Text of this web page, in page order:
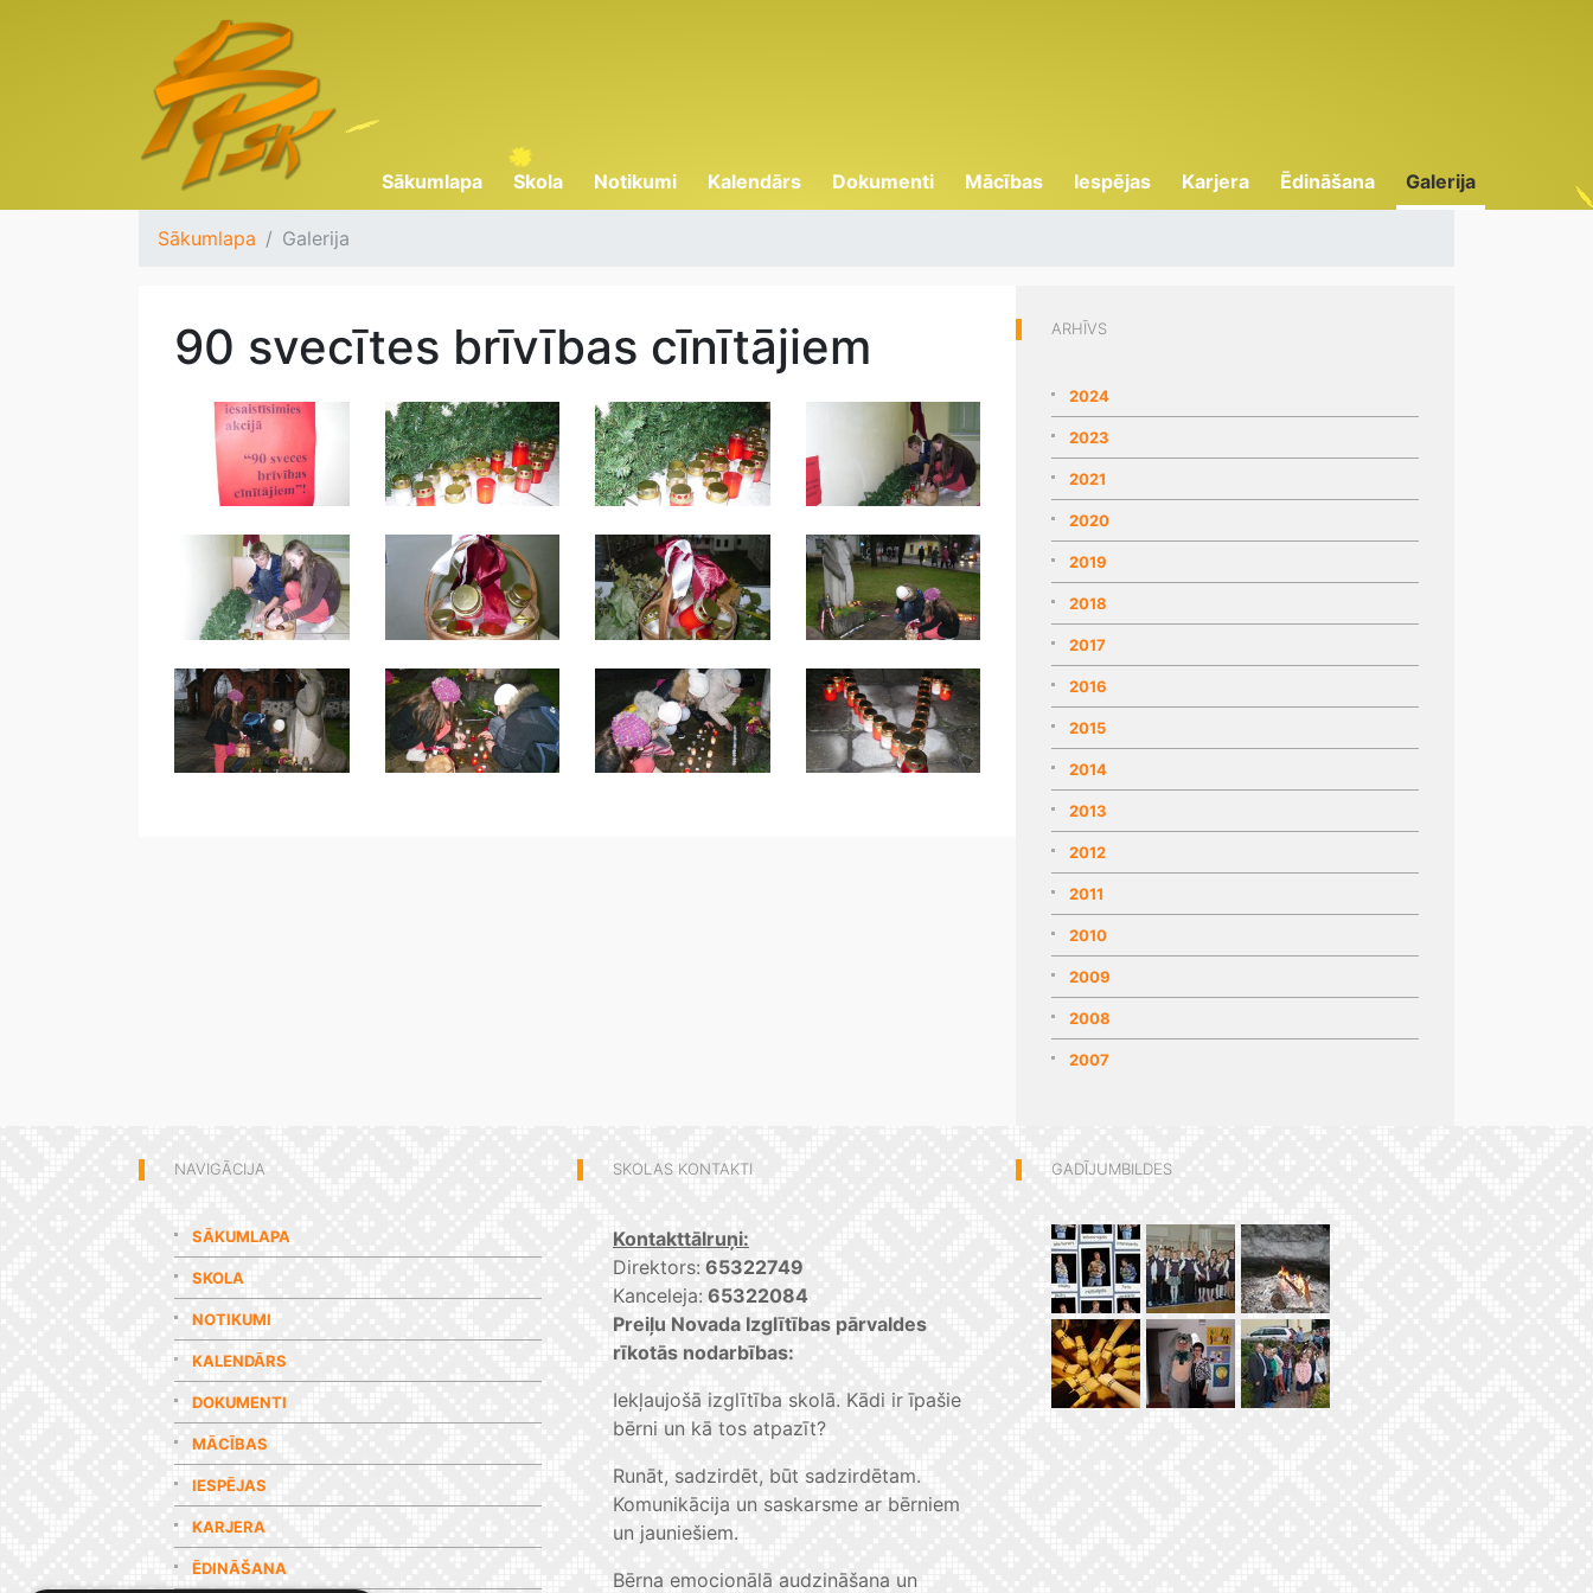
Sākumlapa Skola Notikumi Kalendārs Dokumenti Mācības Iespējas Karjera Ēdināšana Galerija
Sākumlapa Galerija
90 svecītes brīvības cīnītājiem ARHĪVS
2024
2023
2021
2020
2019
2018
2017
2016
2015
2014
2013
2012
2011
2010
2009
2008
2007
NAVIGĀCIJA
SĀKUMLAPA
SKOLA
NOTIKUMI
KALENDĀRS
DOKUMENTI
MĀCĪBAS
IESPĒJAS
KARJERA
ĒDINĀŠANA
SKOLAS KONTAKTI
Kontakttālruņi:
Direktors: 65322749
Kanceleja: 65322084
Preiļu Novada Izglītības pārvaldes
rīkotās nodarbības:
Iekļaujošā izglītība skolā. Kādi ir īpašie
bērni un kā tos atpazīt?
Runāt, sadzirdēt, būt sadzirdētam.
Komunikācija un saskarsme ar bērniem
un jauniešiem.
Bērna emocionālā audzināšana un
GADĪJUMBILDES